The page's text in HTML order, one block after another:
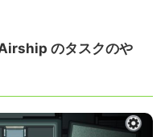
のタスクのや